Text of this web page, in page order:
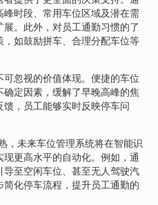
时段、常用车位区域及潜在需
。此外，对员工通勤习惯的了
如鼓励拼车、合理分配车位等
忽视的价值体现。便捷的车位
定因素，缓解了早晚高峰的焦
，员工能够实时反映停车问
，未来车位管理系统将在智能识
更高水平的自动化。例如，通
至空闲车位、甚至无人驾驶汽
化停车流程，提升员工通勤的